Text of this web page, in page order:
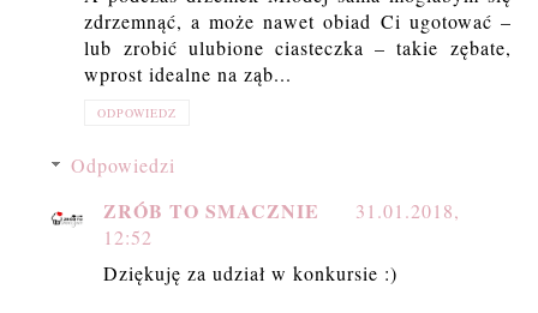
zdrzemnąć, a może nawet obiad Ci ugotować –
lub zrobić ulubione ciasteczka – takie zębate,
wprost idealne na ząb...
ODPOWIEDZ
Odpowiedzi
ZRÓB TO SMACZNIE
31.01.2018,
12:52
Dziękuję za udział w konkursie :)